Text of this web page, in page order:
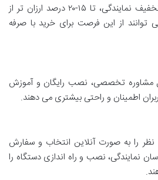
مدل های اینورتر ایوولی با تخفیف نمایندگی، تا ۱۵-۲۰ درصد ارزان تر از
توانند از این فرصت برای خرید با صرفه
مشاوره تخصصی، نصب رایگان و آموزش
اطمینان و راحتی بیشتری می دهند.
نظر را به صورت آنلاین انتخاب و سفارش
نمایندگی، نصب و راه اندازی دستگاه را